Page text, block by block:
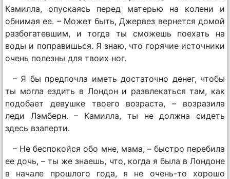
Камилла, опускаясь перед матерью на колени и
обнимая ее. – Может быть, Джервез вернется домой
разбогатевшим, и тогда ты сможешь поехать на
воды и поправишься. Я знаю, что горячие источники
очень полезны для твоих ног.
– Я бы предпочла иметь достаточно денег, чтобы
ты могла ездить в Лондон и развлекаться там, как
подобает девушке твоего возраста, – возразила
леди Лэмберн. – Камилла, ты не должна сидеть
здесь взаперти.
– Не беспокойся обо мне, мама, – быстро перебила
ее дочь, – ты же знаешь, что, когда я была в Лондоне
в начале прошлого года, я не очень-то хорошо